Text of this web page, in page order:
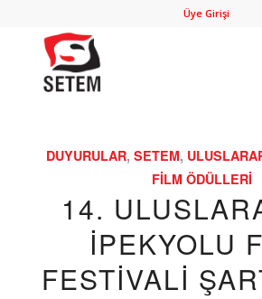
Üye Girişi
DUYURULAR,SETEM,
FILM ÖDÜLLERI
14.
İPEKYOLU
FESTİVALİ